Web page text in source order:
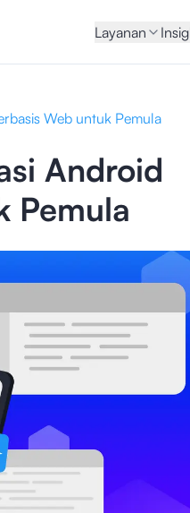
Layanan
Web untuk Pemula
Android
Pemula